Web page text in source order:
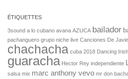
ÉTIQUETTES
3sound a lo cubano avana AZUCA bailador
pachanguero grupo niche live Canciones De
chachacha cuba 2018 Dancing
guaracha Hector Rey independiente
salsa mix marc anthony vevo mr don